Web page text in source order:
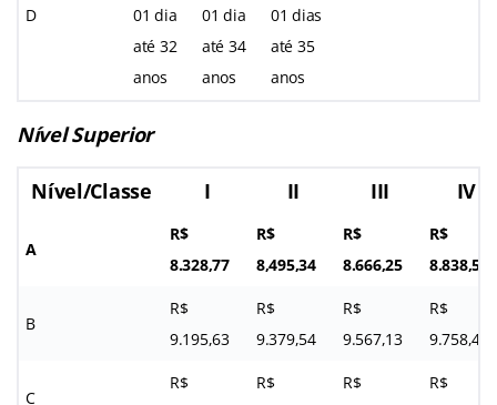
D
01 dia
até 32
anos
01 dia
até 34
anos
01 dias
até 35
anos
Nível Superior
Nível/Classe I II III IV
A
R$
8.328,77
R$
8,495,34
R$
8.666,25
R$
8.838,55
B
R$
9.195,63
R$
9.379,54
R$
9.567,13
R$
9.758,48
C
R$
R$
R$
R$